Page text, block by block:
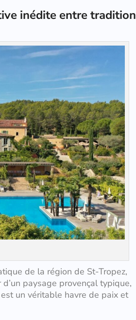
inédite entre tradition
de la région de St-Tropez,
paysage provençal typique,
un véritable havre de paix et